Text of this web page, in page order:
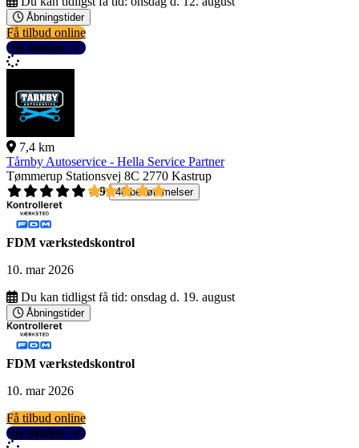
Åbningstider
Få tilbud online
Se detaljer
7,4 km
Tårnby Autoservice - Hella Service Partner
Tømmerup Stationsvej 8C 2770 Kastrup
4,9
40 bedømmelser
FDM værkstedskontrol
10. mar 2026
Du kan tidligst få tid: onsdag d. 19. august
Åbningstider
FDM værkstedskontrol
10. mar 2026
Få tilbud online
Se detaljer